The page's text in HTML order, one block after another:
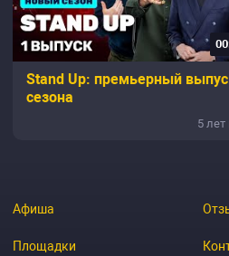
Stand Up: премьерный
сезона
5
Афиша
Площадки